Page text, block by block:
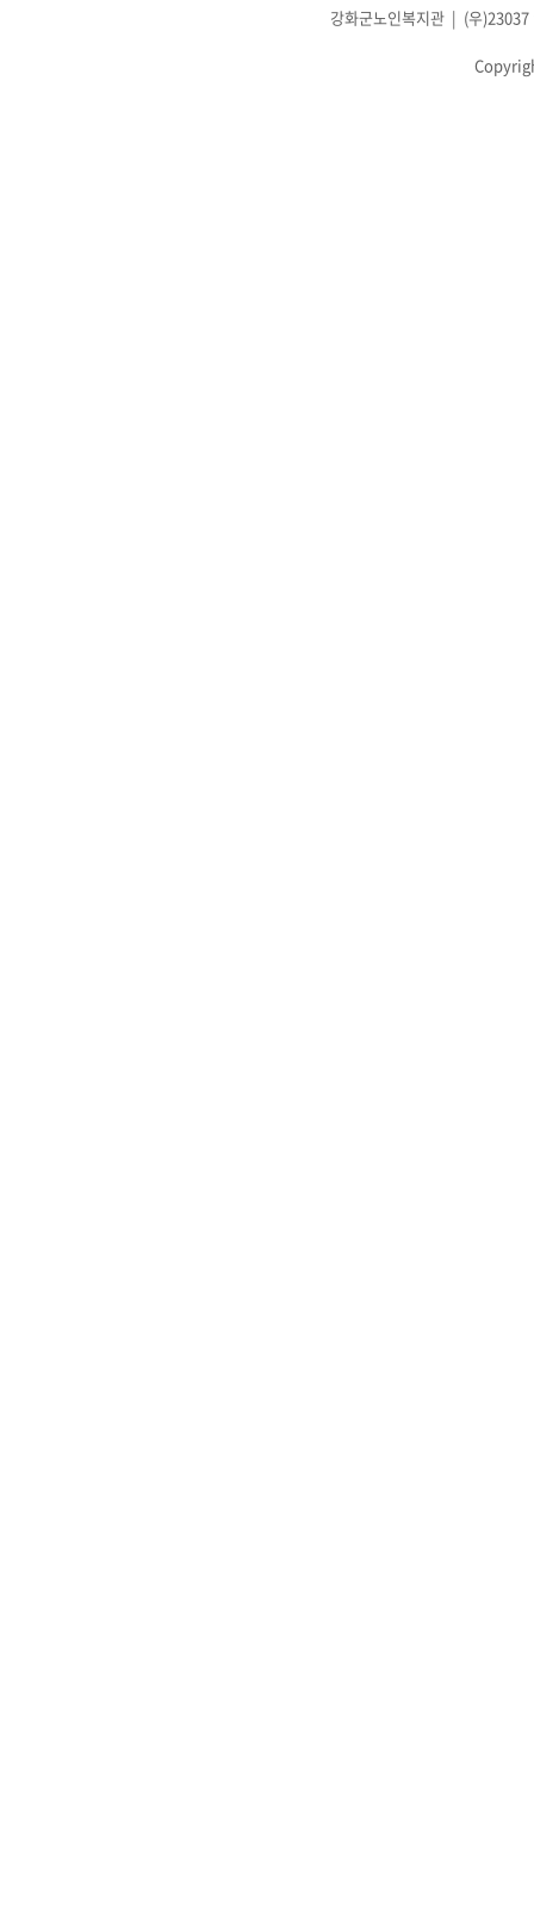
강화군노인복지관 | (우